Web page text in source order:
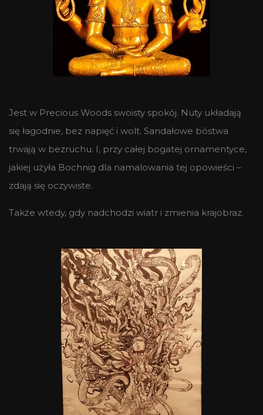
Jest w Precious Woods swoisty spokój. Nuty układają
się łagodnie, bez napięć i wolt. Sandałowe bóstwa
trwają w bezruchu. I, przy całej bogatej ornamentyce,
jakiej użyła Bochnig dla namalowania tej opowieści –
zdają się oczywiste.
Także wtedy, gdy nadchodzi wiatr i zmienia krajobraz.